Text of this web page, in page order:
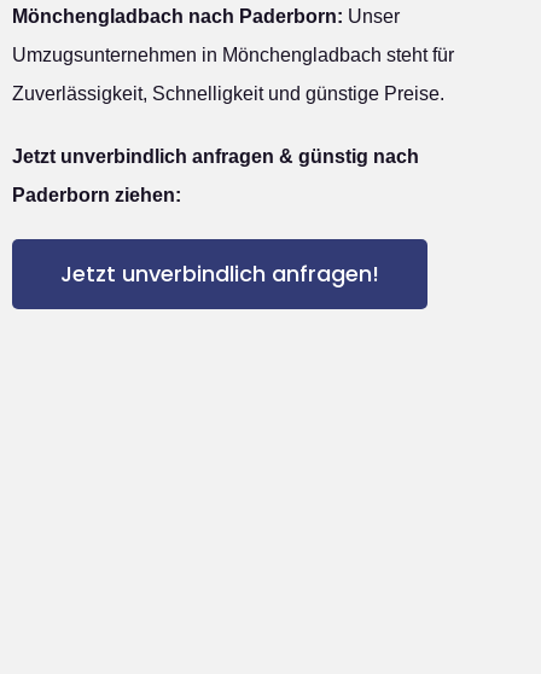
Mönchengladbach nach Paderborn: Unser
Umzugsunternehmen in Mönchengladbach steht für
Zuverlässigkeit, Schnelligkeit und günstige Preise.
Jetzt unverbindlich anfragen & günstig nach
Paderborn ziehen:
Jetzt unverbindlich anfragen!